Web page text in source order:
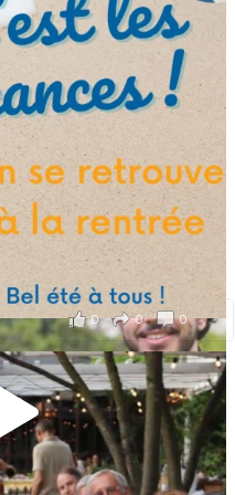
Suivre sur Instagram
d’apprentissage 2026
à former les générations
🙏
: avec l'Isep, investissez pour
l'humain !
des bachelors, des
excellence technologique et
de notre pro
0 0 0
Alumni vivant / travaillant
moment convivial de
!